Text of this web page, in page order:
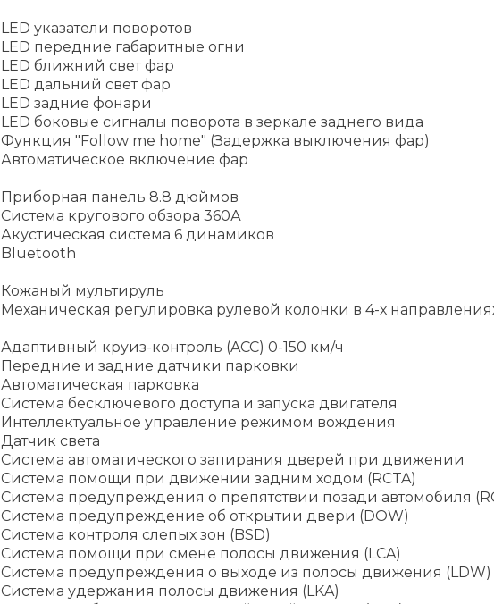
LED указатели поворотов
LED передние габаритные огни
LED ближний свет фар
LED дальний свет фар
LED задние фонари
LED боковые сигналы поворота в зеркале заднего вида
Функция "Follow me home" (Задержка выключения фар)
Автоматическое включение фар
Приборная панель 8.8 дюймов
Система кругового обзора 360А
Акустическая система 6 динамиков
Bluetooth
Кожаный мультируль
Механическая регулировка рулевой колонки в 4-х
Адаптивный круиз-контроль (ACC) 0-150 км/ч
Передние и задние датчики парковки
Автоматическая парковка
Система бесключевого доступа и запуска двигателя
Интеллектуальное управление режимом вождения
Датчик света
Система автоматического запирания дверей при движении
Система помощи при движении задним ходом (RCTA)
Система предупреждения о препятствии позади автомобиля
Система предупреждение об открытии двери (DOW)
Система контроля слепых зон (BSD)
Система помощи при смене полосы движения (LCA)
Система предупреждения о выходе из полосы движения (LDW)
Система удержания полосы движения (LKA)